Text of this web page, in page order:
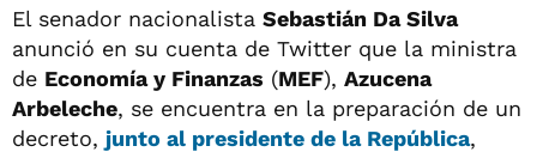
El senador nacionalista Sebastián Da Silva
anunció en su cuenta de Twitter que la ministra
de Economía y Finanzas (MEF), Azucena
Arbeleche, se encuentra en la preparación de un
decreto, junto al presidente de la República,